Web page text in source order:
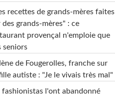
recettes de grands-mères faites
des grands-mères" : ce
provençal n'emploie que
seniors
de Fougerolles, franche sur
autiste : "Je le vivais très mal"
fashionistas l'ont abandonné